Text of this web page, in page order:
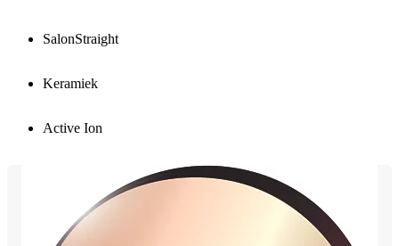
SalonStraight
Keramiek
Active Ion